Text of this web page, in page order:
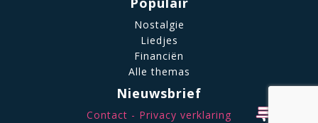
Nostalgie
Liedjes
Financiën
Alle themas
Nieuwsbrief
Contact Privacy verklaring